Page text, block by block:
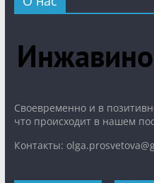
Cвоевременно и в
что происходит в нашем
Контакты: